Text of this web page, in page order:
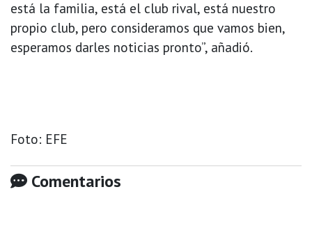
está la familia, está el club rival, está nuestro
propio club, pero consideramos que vamos bien,
esperamos darles noticias pronto”, añadió.
Foto: EFE
Comentarios